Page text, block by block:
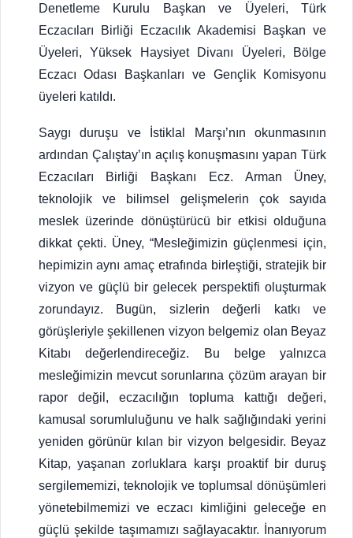
Denetleme Kurulu Başkan ve Üyeleri, Türk
Eczacıları Birliği Eczacılık Akademisi Başkan ve
Üyeleri, Yüksek Haysiyet Divanı Üyeleri, Bölge
Eczacı Odası Başkanları ve Gençlik Komisyonu
üyeleri katıldı.
Saygı duruşu ve İstiklal Marşı’nın okunmasının
ardından Çalıştay’ın açılış konuşmasını yapan Türk
Eczacıları Birliği Başkanı Ecz. Arman Üney,
teknolojik ve bilimsel gelişmelerin çok sayıda
meslek üzerinde dönüştürücü bir etkisi olduğuna
dikkat çekti. Üney, “Mesleğimizin güçlenmesi için,
hepimizin aynı amaç etrafında birleştiği, stratejik bir
vizyon ve güçlü bir gelecek perspektifi oluşturmak
zorundayız. Bugün, sizlerin değerli katkı ve
görüşleriyle şekillenen vizyon belgemiz olan Beyaz
Kitabı değerlendireceğiz. Bu belge yalnızca
mesleğimizin mevcut sorunlarına çözüm arayan bir
rapor değil, eczacılığın topluma kattığı değeri,
kamusal sorumluluğunu ve halk sağlığındaki yerini
yeniden görünür kılan bir vizyon belgesidir. Beyaz
Kitap, yaşanan zorluklara karşı proaktif bir duruş
sergilememizi, teknolojik ve toplumsal dönüşümleri
yönetebilmemizi ve eczacı kimliğini geleceğe en
güçlü şekilde taşımamızı sağlayacaktır. İnanıyorum